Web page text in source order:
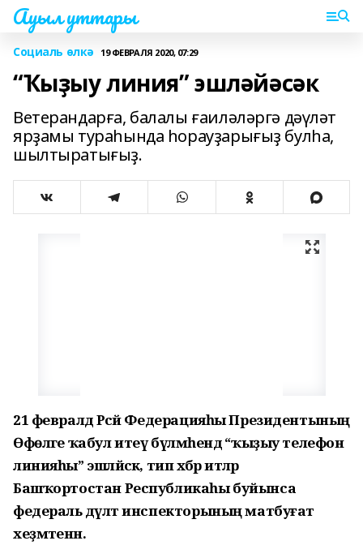
Ауыл уттары
Социаль өлкә 19 ФЕВРАЛЯ 2020, 07:29
“Ҡыҙыу линия” эшләйәсәк
Ветерандарға, балалы ғаиләләргә дәүләт
ярҙамы тураһында һорауҙарығыҙ булһа,
шылтыратығыҙ.
21 февралдә Рәсәй Федерацияһы Президентының
Өфөләге ҡабул итеү бүлмәһендә “ҡыҙыу телефон
линияһы” эшләйәсәк, тип хәбәр итәләр
Башҡортостан Республикаһы буйынса
федераль дәүләт инспекторының матбуғат
хеҙмәтенән.